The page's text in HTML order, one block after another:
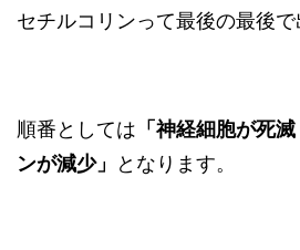
セチルコリンって最後の最後で
順番としては 「神経細胞が
ンが減少」
となります。